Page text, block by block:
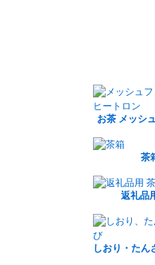
お茶 メッシ
茶
返礼品
しおり・たん